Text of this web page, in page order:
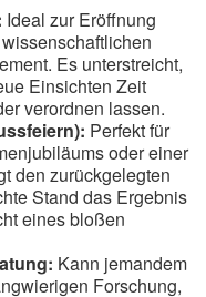
Ideal zur Eröffnung
Es unterstreicht,
Einsichten Zeit
verordnen lassen.
Perfekt für
oder einer
den zurückgelegten
Stand das Ergebnis
eines bloßen
Kann jemandem
Forschung,